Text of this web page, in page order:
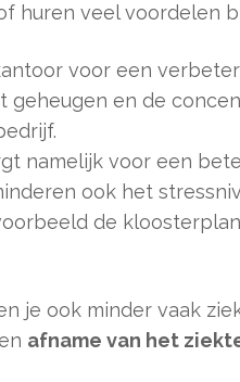
huren veel voordelen
voor een
geheugen en de
namelijk voor een
ook het
de
je ook minder vaak
afname van het